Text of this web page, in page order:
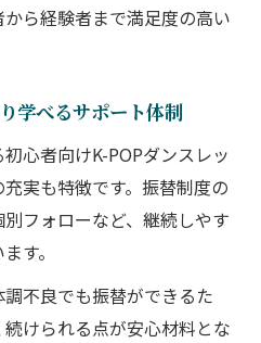
ら経験者まで満足度の高い
学べるサポート体制
心者向けK-POPダンスレッ
実も特徴です。振替制度の
フォローなど、継続しやす
す。
不良でも振替ができるた
けられる点が安心材料とな